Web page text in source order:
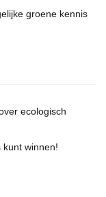
groene kennis
ecologisch
kunt winnen!